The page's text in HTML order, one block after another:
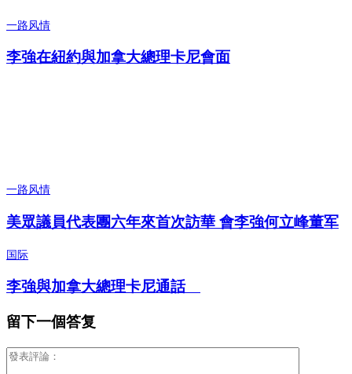
一路风情
李強在紐約與加拿大總理卡尼會面
一路风情
美眾議員代表團六年來首次訪華 會李強何立峰董军
国际
李強與加拿大總理卡尼通話
留下一個答复